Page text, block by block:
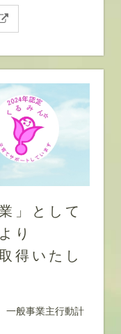
」として
り
得いたし
一般事業主行動計